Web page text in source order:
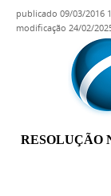
publicado 09/03/2016
modificação 24/02/
RESOLUÇÃO